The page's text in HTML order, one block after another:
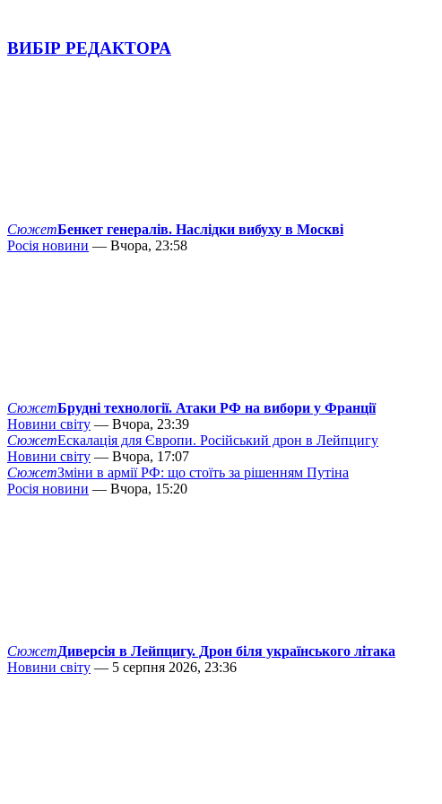
ВИБІР РЕДАКТОРА
СюжетБенкет генералів. Наслідки вибуху в Москві
Росія новини — Вчора, 23:58
СюжетБрудні технології. Атаки РФ на вибори у Франції
Новини світу — Вчора, 23:39
СюжетЕскалація для Європи. Російський дрон в Лейпцигу
Новини світу — Вчора, 17:07
СюжетЗміни в армії РФ: що стоїть за рішенням Путіна
Росія новини — Вчора, 15:20
СюжетДиверсія в Лейпцигу. Дрон біля українського літака
Новини світу — 5 серпня 2026, 23:36